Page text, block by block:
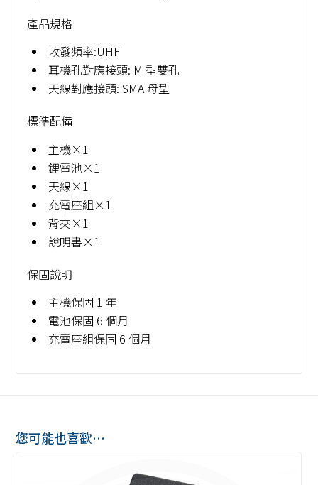
產品規格
收發頻率:UHF
耳機孔對應接頭: M 型雙孔
天線對應接頭: SMA 母型
標準配備
主機×1
鋰電池×1
天線×1
充電座組×1
背夾×1
說明書×1
保固說明
主機保固 1 年
電池保固 6 個月
充電座組保固 6 個月
您可能也喜歡…